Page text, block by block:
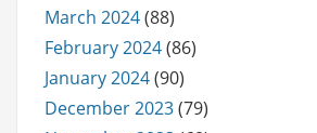
March 2024(88)
February 2024(86)
January 2024(90)
December 2023(79)